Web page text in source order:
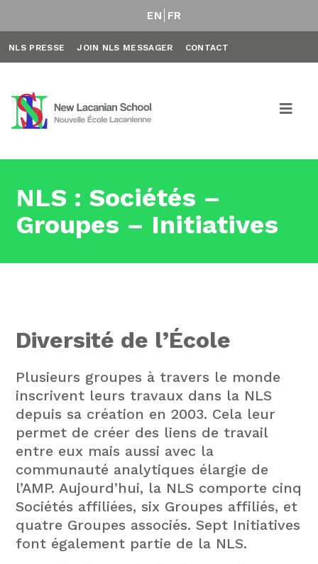
EN FR
NLS PRESSE JOIN NLS MESSAGER CONTACT
NLS : Sociétés –
Groupes – Initiatives
Diversité de l’École
Plusieurs groupes à travers le monde
inscrivent leurs travaux dans la NLS
depuis sa création en 2003. Cela leur
permet de créer des liens de travail
entre eux mais aussi avec la
communauté analytiques élargie de
l’AMP. Aujourd’hui, la NLS comporte cinq
Sociétés affiliées, six Groupes affiliés, et
quatre Groupes associés. Sept Initiatives
font également partie de la NLS.